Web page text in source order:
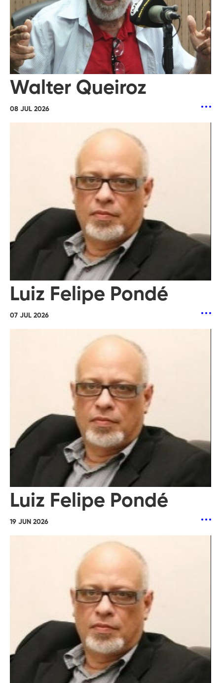
Walter Queiroz
08 JUL 2026
Luiz Felipe Pondé
07 JUL 2026
Luiz Felipe Pondé
19 JUN 2026